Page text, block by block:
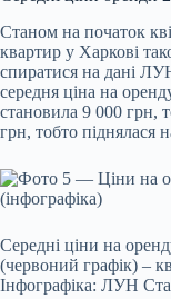
Станом на початок
квартир у Харкові
спиратися на дані
середня ціна на
становила 9 000 грн,
грн, тобто піднялася
Середні ціни на
(червоний графік) –
Інфографіка: ЛУН